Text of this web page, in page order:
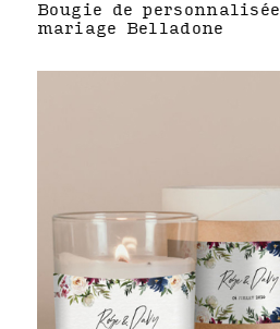
Bougie de
mariage Belladone